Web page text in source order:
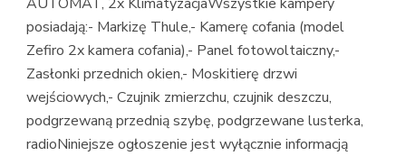
posiadają:- Markizę Thule,- Kamerę cofania (model
Zefiro 2x kamera cofania),- Panel fotowoltaiczny,-
Zasłonki przednich okien,- Moskitierę drzwi
wejściowych,- Czujnik zmierzchu, czujnik deszczu,
podgrzewaną przednią szybę, podgrzewane lusterka,
radioNiniejsze ogłoszenie jest wyłącznie informacją